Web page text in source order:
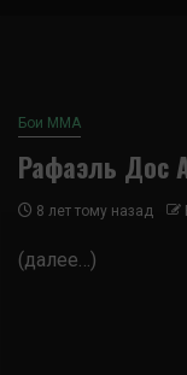
Бои ММА
Рафаэль Дос
8 лет тому назад
(далее…)